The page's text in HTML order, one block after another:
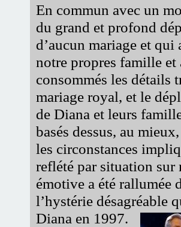
En commun avec un
du grand et profond
d’aucun mariage et
notre propres famille et
consommés les détails
mariage royal, et le
de Diana et leurs
basés dessus, au
les circonstances
reflété par situation sur
émotive a été rallumée
l’hystérie désagréable
Diana en 1997.